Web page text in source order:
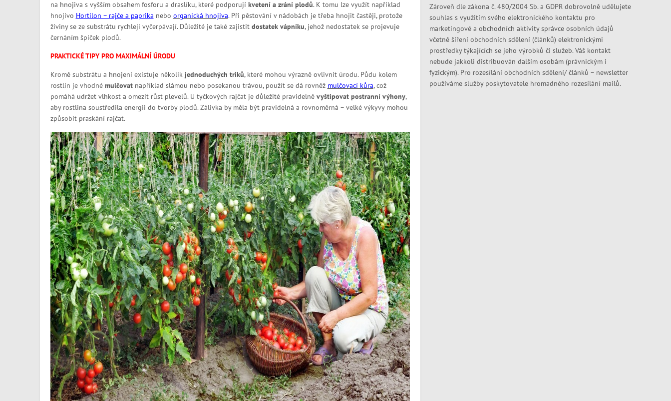
na hnojiva s vyšším obsahem fosforu a draslíku, které podporují kvetení a zrání plodů. K tomu lze využít například
hnojivo Hortilon – rajče a paprika nebo organická hnojiva. Při pěstování v nádobách je třeba hnojit častěji, protože
živiny se ze substrátu rychleji vyčerpávají. Důležité je také zajistit dostatek vápníku, jehož nedostatek se projevuje
černáním špiček plodů.
PRAKTICKÉ TIPY PRO MAXIMÁLNÍ ÚRODU
Kromě substrátu a hnojení existuje několik jednoduchých triků, které mohou výrazně ovlivnit úrodu. Půdu kolem
rostlin je vhodné mulčovatnapříklad slámou nebo posekanou trávou, použít se dá rovněž mulčovací kůra, což
pomáhá udržet vlhkost a omezit růst plevelů. U tyčkových rajčat je důležité pravidelně vyštipovat postranní výhony,
aby rostlina soustředila energii do tvorby plodů. Zálivka by měla být pravidelná a rovnoměrná – velké výkyvy mohou
způsobit praskání rajčat.
Zároveň dle zákona č. 480/2004 Sb. a GDPR dobrovolně udělujete
souhlas s využitím svého elektronického kontaktu pro
marketingové a obchodních aktivity správce osobních údajů
včetně šíření obchodních sdělení (článků) elektronickými
prostředky týkajících se jeho výrobků či služeb. Váš kontakt
nebude jakkoli distribuován dalším osobám (právnickým i
fyzickým). Pro rozesílání obchodních sdělení/ článků – newsletter
používáme služby poskytovatele hromadného rozesílání mailů.